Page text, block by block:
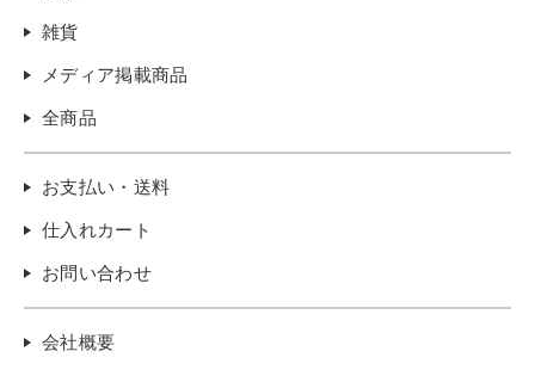
雑貨
メディア掲載商品
全商品
お支払い・送料
仕入れカート
お問い合わせ
会社概要